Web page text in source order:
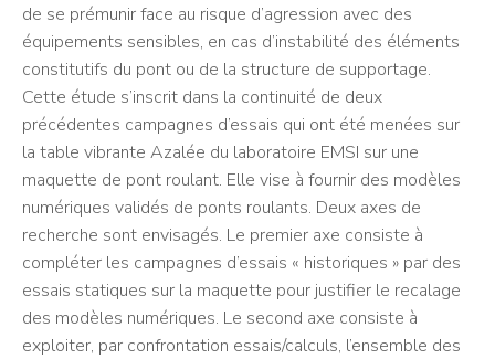
de se prémunir face au risque d’agression avec des
équipements sensibles, en cas d’instabilité des éléments
constitutifs du pont ou de la structure de supportage.
Cette étude s’inscrit dans la continuité de deux
précédentes campagnes d’essais qui ont été menées sur
la table vibrante Azalée du laboratoire EMSI sur une
maquette de pont roulant. Elle vise à fournir des modèles
numériques validés de ponts roulants. Deux axes de
recherche sont envisagés. Le premier axe consiste à
compléter les campagnes d’essais « historiques » par des
essais statiques sur la maquette pour justifier le recalage
des modèles numériques. Le second axe consiste à
exploiter, par confrontation essais/calculs, l’ensemble des